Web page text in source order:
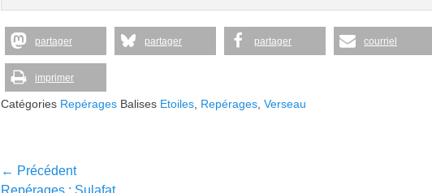
partager partager partager courriel
imprimer
Catégories Repérages Balises Etoiles Repérages Verseau
Navigation
← Précédent
Article
Repérages : Sulafat